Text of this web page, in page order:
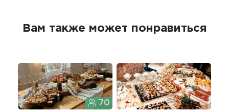
Вам также может понравиться
70